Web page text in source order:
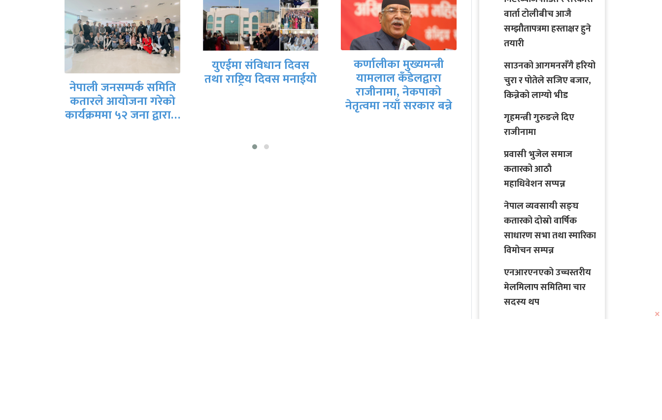
तथा राष्ट्रिय दिवस मनाईयो
कर्णालीका मुख्यमन्त्री
यामलाल कँडेलद्वारा
राजीनामा, नेकपाको
गृहमन्त्री गुरुङले दिए
राजीनामा नेपाली जनसम्पर्क समिति
कतारले आयोजना गरेको
कार्यक्रममा ५२ जना द्वारा…
वार्ता टोलीबीच आजै
सम्झौतापत्रमा हस्ताक्षर हुने
तयारी
साउनको आगमनसँगै हरियो
चुरा र पोतेले सजिए बजार,
किन्नेको लाग्यो भीड
गृहमन्त्री गुरुङले दिए
राजीनामा
प्रवासी भुजेल समाज
कतारको आठाै
महाधिवेशन सप्पन्न
नेपाल व्यवसायी सङ्घ
कतारको दोस्रो वार्षिक
साधारण सभा तथा स्मारिका
विमोचन सम्पन्न
एनआरएनएको उच्चस्तरीय
मेलमिलाप समितिमा चार
सदस्य थप
×